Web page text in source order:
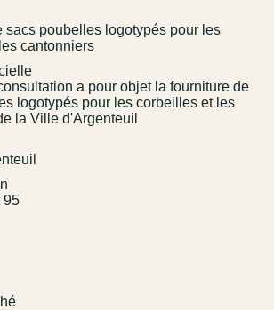
sacs poubelles logotypés pour les
cantonniers
a pour objet la fourniture de
logotypés pour les corbeilles et les
la Ville d'Argenteuil
95